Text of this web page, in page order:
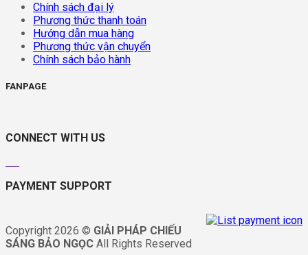
Chính sách đại lý
Phương thức thanh toán
Hướng dẫn mua hàng
Phương thức vận chuyển
Chính sách bảo hành
FANPAGE
CONNECT WITH US
PAYMENT SUPPORT
Copyright 2026 © GIẢI PHÁP CHIẾU
SÁNG BẢO NGỌC All Rights Reserved